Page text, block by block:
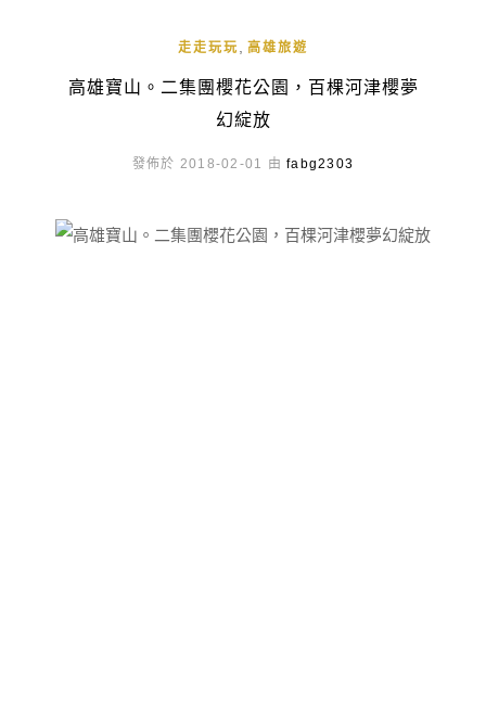
走走玩玩 高雄旅遊
高雄寶山。二集團櫻花公園，百棵河津櫻夢
幻綻放
發佈於 2018-02-01 由fabg2303